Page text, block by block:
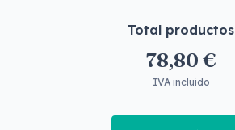
Total productos
78,80 €
IVA incluido